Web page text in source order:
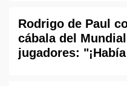
Rodrigo de Paul
cábala del
jugadores: